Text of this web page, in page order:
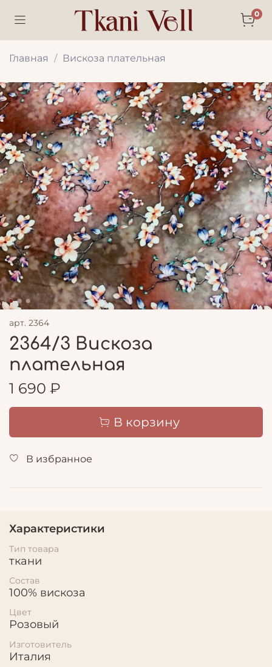
0
Главная Вискоза плательная
арт. 2364
2364/3 Вискоза
плательная
1 690 ₽
В корзину
В избранное
Характеристики
Тип товара
ткани
Состав
100% вискоза
Цвет
Розовый
Изготовитель
Италия